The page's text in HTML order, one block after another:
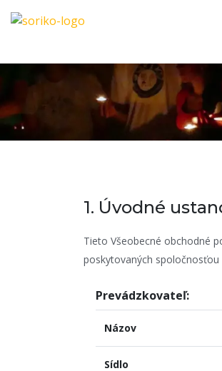
1. Úvodné
Tieto Všeobecné obchodné
poskytovaných spoločnosťou
Prevádzkovateľ:
Názov
Sídlo